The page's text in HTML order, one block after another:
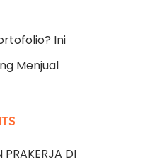
Ini
Menjual
PRAKERJA DI